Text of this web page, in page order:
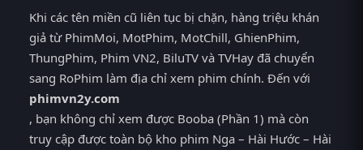
Khi các tên miền cũ liên tục bị chặn, hàng triệu khán
giả từ PhimMoi, MotPhim, MotChill, GhienPhim,
ThungPhim, Phim VN2, BiluTV và TVHay đã chuyển
sang RoPhim làm địa chỉ xem phim chính. Đến với
phimvn2y.com
, bạn không chỉ xem được Booba (Phần 1) mà còn
truy cập được toàn bộ kho phim Nga – Hài Hước – Hài